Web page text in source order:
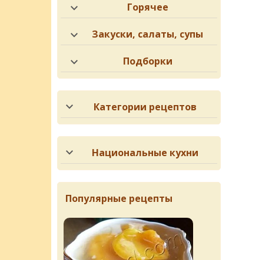
Горячее
Закуски, салаты, супы
Подборки
Категории рецептов
Национальные кухни
Популярные рецепты